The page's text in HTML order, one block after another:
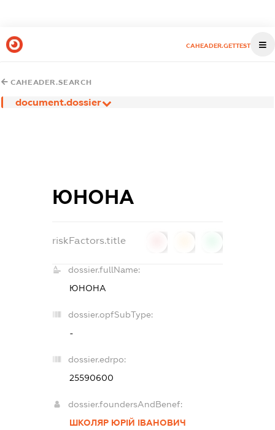
CAHEADER.GETTEST
CAHEADER.SEARCH
document.dossier
ЮНОНА
riskFactors.title
dossier.fullName:
ЮНОНА
dossier.opfSubType:
-
dossier.edrpo:
25590600
dossier.foundersAndBenef:
ШКОЛЯР ЮРІЙ ІВАНОВИЧ